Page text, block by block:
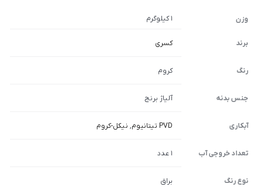
وزن 1 کیلوگرم
برند کسری
رنگ کروم
جنس بدنه آلیاژ برنج
آبکاری PVD تیتانیوم , نیکل-کروم
تعداد خروجی آب 1 عدد
نوع رنگ براق